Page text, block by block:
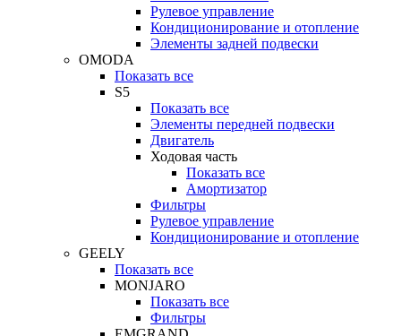
Рулевое управление
Кондиционирование и отопление
Элементы задней подвески
OMODA
Показать все
S5
Показать все
Элементы передней подвески
Двигатель
Ходовая часть
Показать все
Амортизатор
Фильтры
Рулевое управление
Кондиционирование и отопление
GEELY
Показать все
MONJARO
Показать все
Фильтры